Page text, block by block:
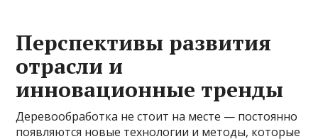
Перспективы развития
отрасли и
инновационные тренды
Деревообработка не стоит на месте — постоянно
появляются новые технологии и методы, которые